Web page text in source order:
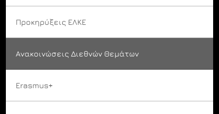
Προκηρύξεις ΕΛΚΕ
Ανακοινώσεις Διεθνών Θεμάτων
Erasmus+